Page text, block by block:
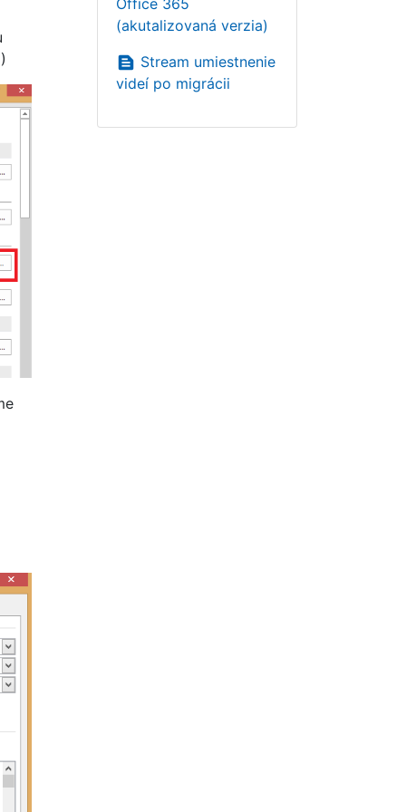
Office 365
(akutalizovaná verzia)
text_snippet Stream umiestnenie
videí po migrácii